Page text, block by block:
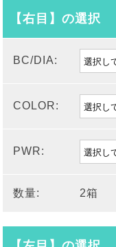
【右目】の選択
BC/DIA:
COLOR:
PWR:
数量: 2箱